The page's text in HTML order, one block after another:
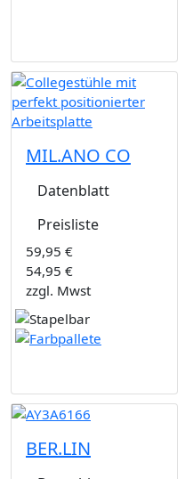
MIL.ANO CO
Datenblatt
Preisliste
59,95 €
54,95 €
zzgl. Mwst
BER.LIN